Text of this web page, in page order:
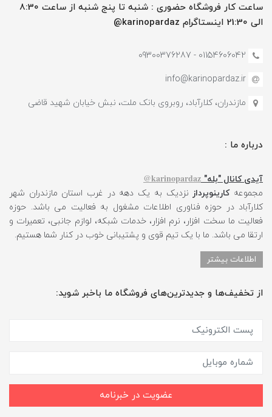
ساعت کار فروشگاه حضوری : شنبه تا پنج شنبه از ساعت 8:30
الی 21:30 اینستاگرام karinopardaz@
01154606042 - 09300376287
info@karinopardaz.ir
مازندران، کلارآباد، روبروی بانک ملت، نبش خیابان شهید قاضی
درباره ما :
آیدی کانال "بله" karinopardaz@
مجموعهکارینوپرداز نزدیک به یک دهه در غرب استان مازندران شهر
کلارآباد در حوزه فناوری اطلاعات مشغول به فعالیت می باشد. حوزه
فعالیت ما سخت افزار، نرم افزار، خدمات شبکه، لوازم جانبی، تعمیرات و
ارتقا می باشد. ما با یک تیم قوی و پشتیبانی خوب در کنار شما هستیم.
اطلاعات بیشتر
از تخفیف‌ها و جدیدترین‌های فروشگاه ما باخبر شوید:
عضویت در خبرنامه